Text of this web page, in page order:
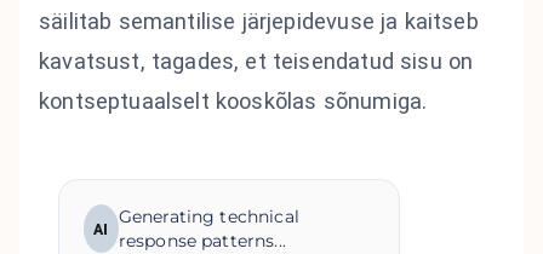
säilitab semantilise järjepidevuse ja kaitseb
kavatsust, tagades, et teisendatud sisu on
kontseptuaalselt kooskõlas sõnumiga.
AI
Generating technical
response patterns...